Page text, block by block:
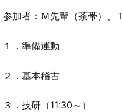
参加者：Ｍ先輩（茶帯）、
１．準備運動
２．基本稽古
３．技研（11:30～）